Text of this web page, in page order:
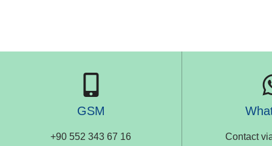
GSM
+90 552 343 67 16 Contact